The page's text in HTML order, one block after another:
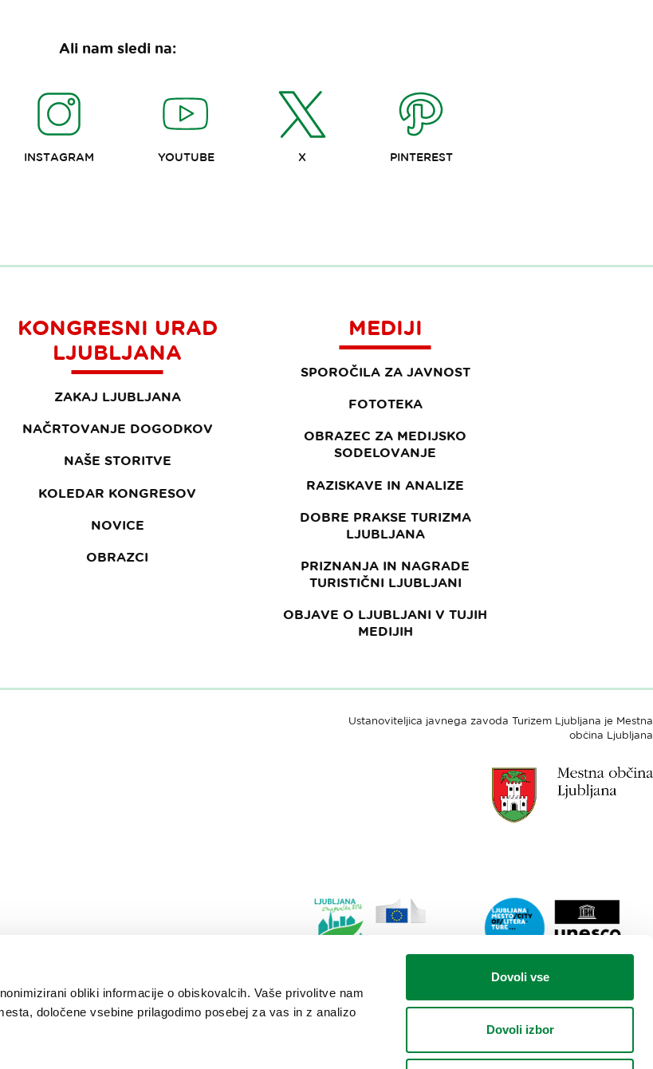
obliki informacije o obiskovalcih. Vaše privolitve nam
določene vsebine prilagodimo posebej za vas in z analizo
Dovoli vse
Dovoli izbor
Ali nam sledi na:
INSTAGRAM YOUTUBE X PINTEREST
KONGRESNI URAD
LJUBLJANA
ZAKAJ LJUBLJANA
NAČRTOVANJE DOGODKOV
NAŠE STORITVE
KOLEDAR KONGRESOV
NOVICE
OBRAZCI
MEDIJI
SPOROČILA ZA JAVNOST
FOTOTEKA
OBRAZEC ZA MEDIJSKO
SODELOVANJE
RAZISKAVE IN ANALIZE
DOBRE PRAKSE TURIZMA
LJUBLJANA
PRIZNANJA IN NAGRADE
TURISTIČNI LJUBLJANI
OBJAVE O LJUBLJANI V TUJIH
MEDIJIH
Ustanoviteljica javnega zavoda Turizem Ljubljana je Mestna
občina Ljubljana
spletne
Ljubljana.si
-